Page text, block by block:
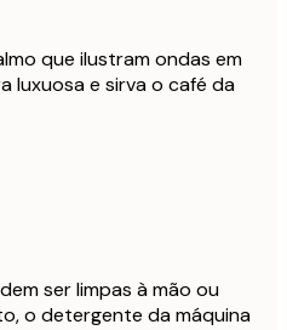
que ilustram ondas em
luxuosa e sirva o café da
ser limpas à mão ou
o detergente da máquina